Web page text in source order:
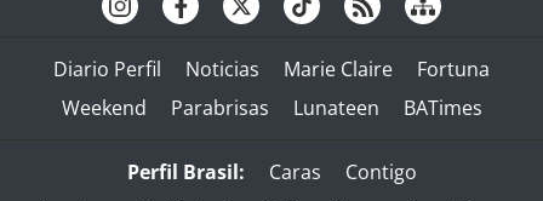
Diario Perfil Noticias Marie Claire
Fortuna
Weekend
Parabrisas Lunateen BATimes
Perfil Brasil: Caras
Contigo